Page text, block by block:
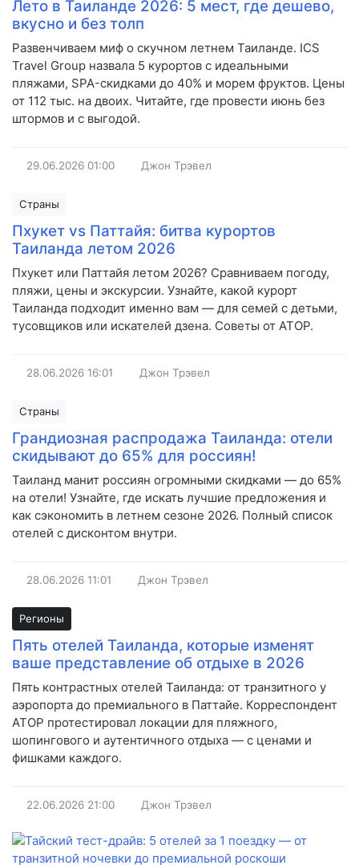
Лето в Таиланде 2026: 5 мест, где дешево,
вкусно и без толп
Развенчиваем миф о скучном летнем Таиланде. ICS
Travel Group назвала 5 курортов с идеальными
пляжами, SPA-скидками до 40% и морем фруктов. Цены
от 112 тыс. на двоих. Читайте, где провести июнь без
штормов и с выгодой.
29.06.2026 01:00 Джон Трэвел
Страны
Пхукет vs Паттайя: битва курортов
Таиланда летом 2026
Пхукет или Паттайя летом 2026? Сравниваем погоду,
пляжи, цены и экскурсии. Узнайте, какой курорт
Таиланда подходит именно вам — для семей с детьми,
тусовщиков или искателей дзена. Советы от АТОР.
28.06.2026 16:01 Джон Трэвел
Страны
Грандиозная распродажа Таиланда: отели
скидывают до 65% для россиян!
Таиланд манит россиян огромными скидками — до 65%
на отели! Узнайте, где искать лучшие предложения и
как сэкономить в летнем сезоне 2026. Полный список
отелей с дисконтом внутри.
28.06.2026 11:01 Джон Трэвел
Регионы
Пять отелей Таиланда, которые изменят
ваше представление об отдыхе в 2026
Пять контрастных отелей Таиланда: от транзитного у
аэропорта до премиального в Паттайе. Корреспондент
АТОР протестировал локации для пляжного,
шопингового и аутентичного отдыха — с ценами и
фишками каждого.
22.06.2026 21:00 Джон Трэвел